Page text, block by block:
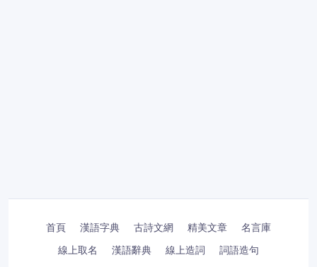
首頁 漢語字典 古詩文網 精美文章
名言庫
線上取名
漢語辭典 線上造詞
詞語造句